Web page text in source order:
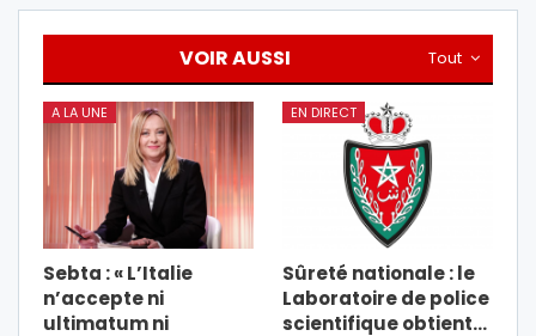
Tout
VOIR AUSSI
A LA UNE
Sebta : « L’Italie
n’accepte ni
ultimatum ni
EN DIRECT
Sûreté nationale : le
Laboratoire de police
scientifique obtient…